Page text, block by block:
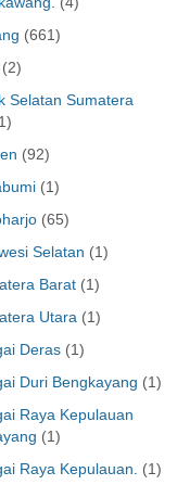
(661)
(2)
Selatan Sumatera
(92)
(1)
(65)
Selatan (1)
Barat (1)
Utara (1)
Deras (1)
Duri Bengkayang (1)
Raya Kepulauan
(1)
Raya Kepulauan.
(1)